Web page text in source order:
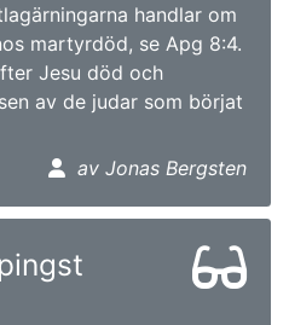
handlar om
martyrdöd, se Apg 8:4.
Jesu död och
av de judar som börjat
av Jonas Bergsten